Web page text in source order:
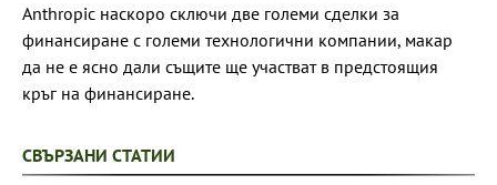
Anthropic наскоро сключи две големи сделки за
финансиране с големи технологични компании, макар
да не е ясно дали същите ще участват в предстоящия
кръг на финансиране.
СВЪРЗАНИ СТАТИИ